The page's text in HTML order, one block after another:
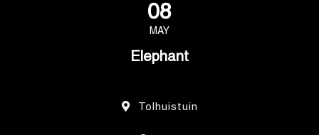
08
MAY
Elephant
Tolhuistuin